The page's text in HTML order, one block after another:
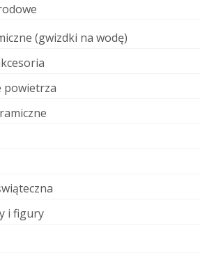
(gwizdki na wodę)
powietrza
i figury